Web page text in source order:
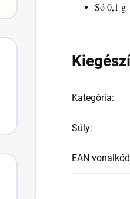
Só 0,1 g
Kategória:
Súly:
EAN vonalkód